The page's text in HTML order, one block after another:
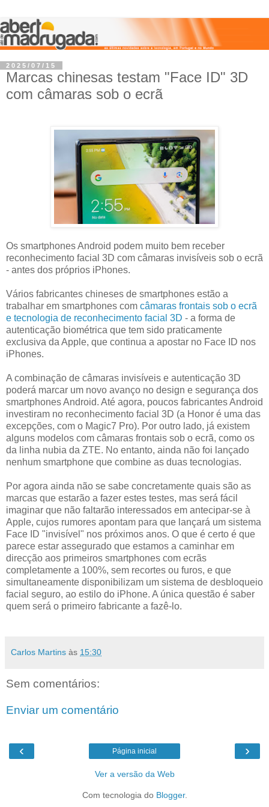
2025/07/15
Marcas chinesas testam "Face ID" 3D
com câmaras sob o ecrã
Os smartphones Android podem muito bem receber
reconhecimento facial 3D com câmaras invisíveis sob o ecrã
- antes dos próprios iPhones.
Vários fabricantes chineses de smartphones estão a
trabalhar em smartphones com câmaras frontais sob o ecrã
e tecnologia de reconhecimento facial 3D - a forma de
autenticação biométrica que tem sido praticamente
exclusiva da Apple, que continua a apostar no Face ID nos
iPhones.
A combinação de câmaras invisíveis e autenticação 3D
poderá marcar um novo avanço no design e segurança dos
smartphones Android. Até agora, poucos fabricantes Android
investiram no reconhecimento facial 3D (a Honor é uma das
excepções, com o Magic7 Pro). Por outro lado, já existem
alguns modelos com câmaras frontais sob o ecrã, como os
da linha nubia da ZTE. No entanto, ainda não foi lançado
nenhum smartphone que combine as duas tecnologias.
Por agora ainda não se sabe concretamente quais são as
marcas que estarão a fazer estes testes, mas será fácil
imaginar que não faltarão interessados em antecipar-se à
Apple, cujos rumores apontam para que lançará um sistema
Face ID "invisível" nos próximos anos. O que é certo é que
parece estar assegurado que estamos a caminhar em
direcção aos primeiros smartphones com ecrãs
completamente a 100%, sem recortes ou furos, e que
simultaneamente disponibilizam um sistema de desbloqueio
facial seguro, ao estilo do iPhone. A única questão é saber
quem será o primeiro fabricante a fazê-lo.
Carlos Martins às 15:30
Sem comentários:
Enviar um comentário
‹ ›
Página inicial
Ver a versão da Web
Com tecnologia do Blogger.